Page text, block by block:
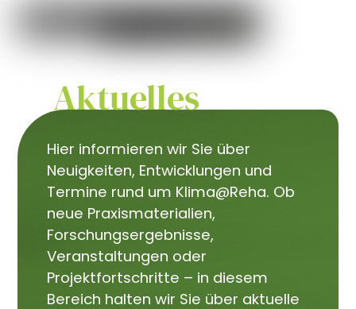
Aktuelles
Hier informieren wir Sie über
Neuigkeiten, Entwicklungen und
Termine rund um Klima@Reha. Ob
neue Praxismaterialien,
Forschungsergebnisse,
Veranstaltungen oder
Projektfortschritte – in diesem
Bereich halten wir Sie über aktuelle